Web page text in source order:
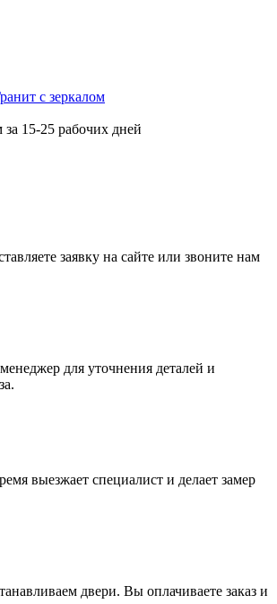
с зеркалом
за 15-25 рабочих дней
заявку на сайте или звоните нам
для уточнения деталей и
выезжает специалист и делает замер
двери. Вы оплачиваете заказ и